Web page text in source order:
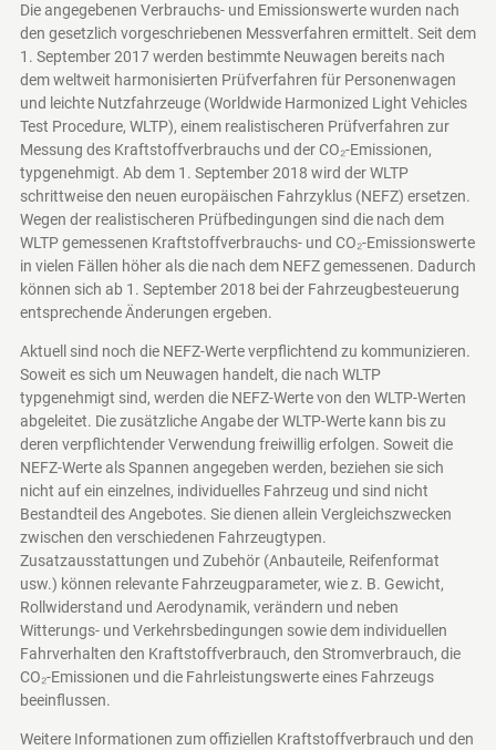
Die angegebenen Verbrauchs- und Emissionswerte wurden nach
den gesetzlich vorgeschriebenen Messverfahren ermittelt. Seit dem
1. September 2017 werden bestimmte Neuwagen bereits nach
dem weltweit harmonisierten Prüfverfahren für Personenwagen
und leichte Nutzfahrzeuge (Worldwide Harmonized Light Vehicles
Test Procedure, WLTP), einem realistischeren Prüfverfahren zur
Messung des Kraftstoffverbrauchs und der CO₂-Emissionen,
typgenehmigt. Ab dem 1. September 2018 wird der WLTP
schrittweise den neuen europäischen Fahrzyklus (NEFZ) ersetzen.
Wegen der realistischeren Prüfbedingungen sind die nach dem
WLTP gemessenen Kraftstoffverbrauchs- und CO₂-Emissionswerte
in vielen Fällen höher als die nach dem NEFZ gemessenen. Dadurch
können sich ab 1. September 2018 bei der Fahrzeugbesteuerung
entsprechende Änderungen ergeben.
Aktuell sind noch die NEFZ-Werte verpflichtend zu kommunizieren.
Soweit es sich um Neuwagen handelt, die nach WLTP
typgenehmigt sind, werden die NEFZ-Werte von den WLTP-Werten
abgeleitet. Die zusätzliche Angabe der WLTP-Werte kann bis zu
deren verpflichtender Verwendung freiwillig erfolgen. Soweit die
NEFZ-Werte als Spannen angegeben werden, beziehen sie sich
nicht auf ein einzelnes, individuelles Fahrzeug und sind nicht
Bestandteil des Angebotes. Sie dienen allein Vergleichszwecken
zwischen den verschiedenen Fahrzeugtypen.
Zusatzausstattungen und Zubehör (Anbauteile, Reifenformat
usw.) können relevante Fahrzeugparameter, wie z. B. Gewicht,
Rollwiderstand und Aerodynamik, verändern und neben
Witterungs- und Verkehrsbedingungen sowie dem individuellen
Fahrverhalten den Kraftstoffverbrauch, den Stromverbrauch, die
CO₂-Emissionen und die Fahrleistungswerte eines Fahrzeugs
beeinflussen.
Weitere Informationen zum offiziellen Kraftstoffverbrauch und den